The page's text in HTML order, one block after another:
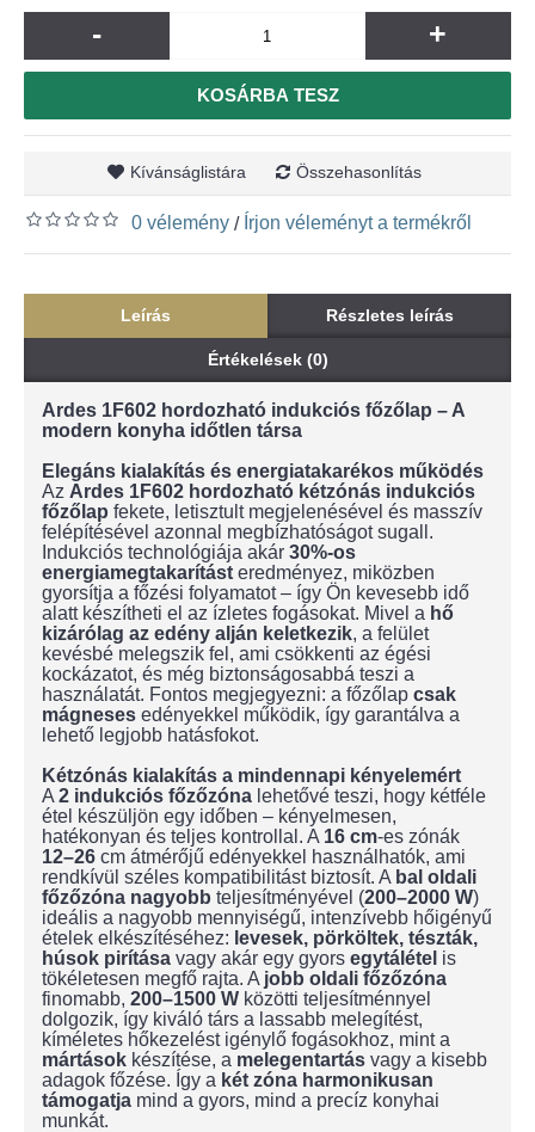
- +
KOSÁRBA TESZ
Kívánságlistára Összehasonlítás
0 vélemény / Írjon véleményt a termékről
Leírás Részletes leírás
Értékelések (0)
Ardes 1F602 hordozható indukciós főzőlap – A
modern konyha időtlen társa
Elegáns kialakítás és energiatakarékos működés
Az Ardes 1F602 hordozható kétzónás indukciós
főzőlap fekete, letisztult megjelenésével és masszív
felépítésével azonnal megbízhatóságot sugall.
Indukciós technológiája akár 30%-os
energiamegtakarítást eredményez, miközben
gyorsítja a főzési folyamatot – így Ön kevesebb idő
alatt készítheti el az ízletes fogásokat. Mivel a hő
kizárólag az edény alján keletkezik, a felület
kevésbé melegszik fel, ami csökkenti az égési
kockázatot, és még biztonságosabbá teszi a
használatát. Fontos megjegyezni: a főzőlap csak
mágneses edényekkel működik, így garantálva a
lehető legjobb hatásfokot.
Kétzónás kialakítás a mindennapi kényelemért
A 2 indukciós főzőzóna lehetővé teszi, hogy kétféle
étel készüljön egy időben – kényelmesen,
hatékonyan és teljes kontrollal. A 16 cm-es zónák
12–26 cm átmérőjű edényekkel használhatók, ami
rendkívül széles kompatibilitást biztosít. A bal oldali
főzőzóna nagyobb teljesítményével (200–2000 W)
ideális a nagyobb mennyiségű, intenzívebb hőigényű
ételek elkészítéséhez: levesek, pörköltek, tészták,
húsok pirítása vagy akár egy gyors egytálétel is
tökéletesen megfő rajta. A jobb oldali főzőzóna
finomabb, 200–1500 W közötti teljesítménnyel
dolgozik, így kiváló társ a lassabb melegítést,
kíméletes hőkezelést igénylő fogásokhoz, mint a
mártások készítése, a melegentartás vagy a kisebb
adagok főzése. Így a két zóna harmonikusan
támogatja mind a gyors, mind a precíz konyhai
munkát.